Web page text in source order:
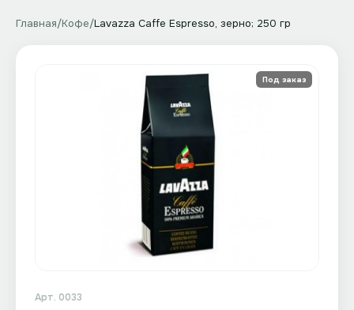
Главная/Кофе/Lavazza Caffe Espresso, зерно; 250 гр
Под заказ
Арт. 0033